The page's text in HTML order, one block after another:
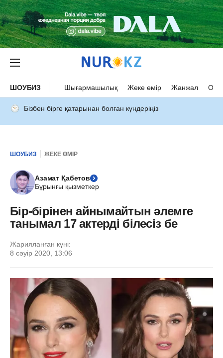
ШОУБИЗ Шығармашылық Жеке өмір Жанжал
Бізбен бірге қатарынан болған күндеріңіз
ШОУБИЗ ЖЕКЕ ӨМІР
Азамат Қабетов
Бұрынғы қызметкер
Бір-бірінен айнымайтын әлемге
танымал 17 актерді білесіз бе
Жарияланған күні:
8 сәуір 2020, 13:06